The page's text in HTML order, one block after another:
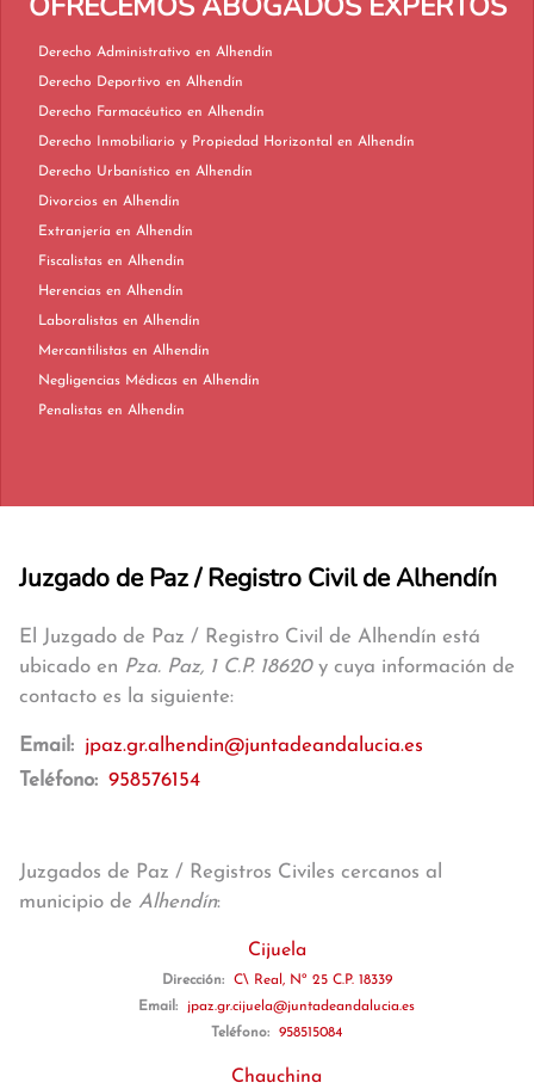
Derecho Administrativo en Alhendín
Derecho Deportivo en Alhendín
Derecho Farmacéutico en Alhendín
Derecho Inmobiliario y Propiedad Horizontal en Alhendín
Derecho Urbanístico en Alhendín
Divorcios en Alhendín
Extranjería en Alhendín
Fiscalistas en Alhendín
Herencias en Alhendín
Laboralistas en Alhendín
Mercantilistas en Alhendín
Negligencias Médicas en Alhendín
Penalistas en Alhendín
Juzgado de Paz / Registro Civil de Alhendín
El Juzgado de Paz / Registro Civil de Alhendín está
ubicado en Pza. Paz, 1 C.P. 18620y cuya información de
contacto es la siguiente:
Email: jpaz.gr.alhendin@juntadeandalucia.es
Teléfono: 958576154
Juzgados de Paz / Registros Civiles cercanos al
municipio de Alhendín:
Cijuela
Dirección:
C\ Real, Nº 25 C.P. 18339
Email:
jpaz.gr.cijuela@juntadeandalucia.es
Teléfono:
958515084
Chauchina